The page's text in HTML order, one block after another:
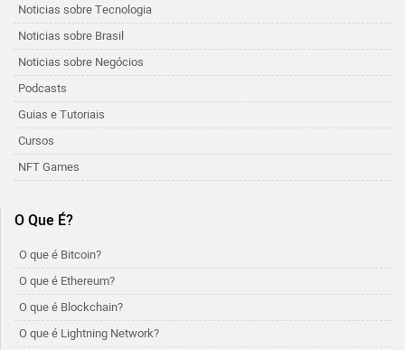
Noticias sobre Tecnologia
Noticias sobre Brasil
Noticias sobre Negócios
Podcasts
Guias e Tutoriais
Cursos
NFT Games
O Que É?
O que é Bitcoin?
O que é Ethereum?
O que é Blockchain?
O que é Lightning Network?